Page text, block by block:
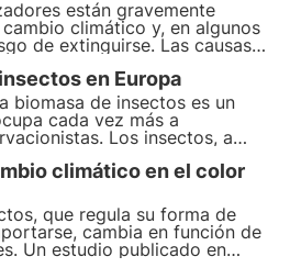
están gravemente
climático y, en algunos
de extinguirse. Las causas
afectar directamente a los
a las plantas que visitan.
efectos? Averigüémoslo en
en Europa
biomasa de insectos es un
cada vez más a
Los insectos, a
cruciales para el equilibrio
están desapareciendo a un
partes del mundo.
climático en el color
que regula su forma de
cambia en función de
Un estudio publicado en
cómo el cambio